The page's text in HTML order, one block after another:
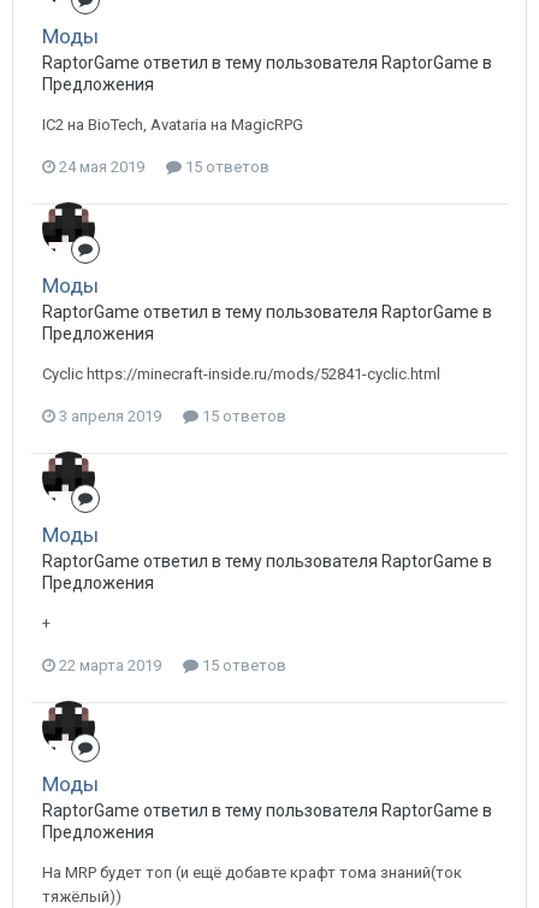
Моды
RaptorGame ответил в тему пользователя RaptorGame в
Предложения
IC2 на BioTech, Avataria на MagicRPG
24 мая 2019 15 ответов
Моды
RaptorGame ответил в тему пользователя RaptorGame в
Предложения
Cyclic https://minecraft-inside.ru/mods/52841-cyclic.html
3 апреля 2019 15 ответов
Моды
RaptorGame ответил в тему пользователя RaptorGame в
Предложения
+
22 марта 2019 15 ответов
Моды
RaptorGame ответил в тему пользователя RaptorGame в
Предложения
На MRP будет топ (и ещё добавте крафт тома знаний(ток
тяжёлый))